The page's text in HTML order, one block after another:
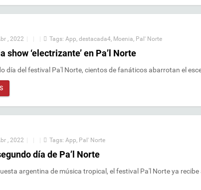
, 2022 Tags: App, destacada4, Moenia, Pal' Norte
show ‘electrizante’ en Pa’l Norte
día del festival Pa'l Norte, cientos de fanáticos abarrotan el
, 2022 Tags: App, Pal' Norte
día de Pa’l Norte
argentina de música tropical, el festival Pa'l Norte ya